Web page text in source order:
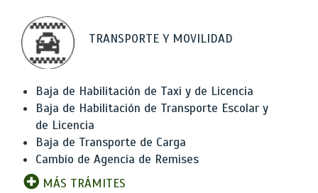
TRANSPORTE Y MOVILIDAD
Baja de Habilitación de Taxi y de Licencia
Baja de Habilitación de Transporte Escolar y
de Licencia
Baja de Transporte de Carga
Cambio de Agencia de Remises
MÁS TRÁMITES